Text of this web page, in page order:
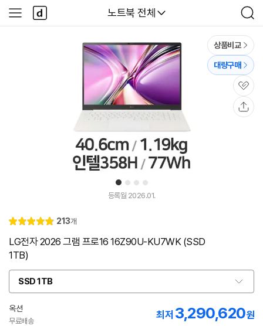
다나와
노트북 전체
검
색
사
이
다
나
와
1 2 3 4
상품비교
대량구매
관
심
등록월 2026.01.
별
4.
리
213개
LG전자 2026 그램 프로16 16Z90U-KU7WK (SSD
1TB)
SSD 1TB
옵
션
선
택
옥션
무료배송
최저 3,290,620원